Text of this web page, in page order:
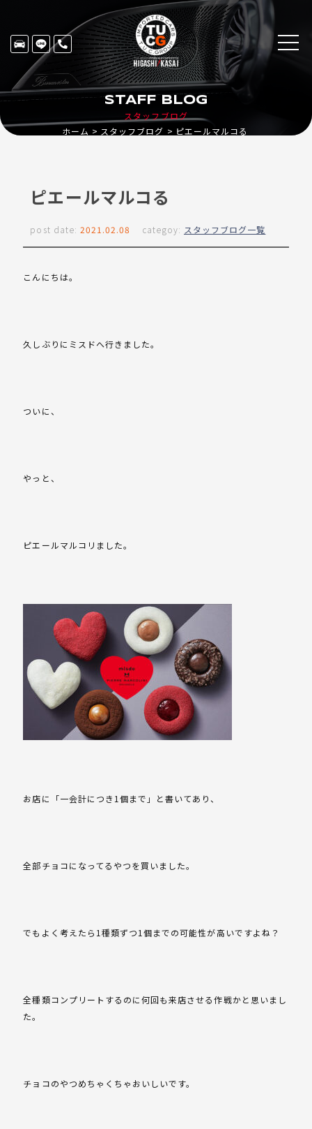
スタッフブログ
STAFF BLOG
ホーム スタッフブログ ピエールマルコる
ピエールマルコる
post date: 2021.02.08 categoy: スタッフブログ一覧
こんにちは。
久しぶりにミスドへ行きました。
ついに、
やっと、
ピエールマルコリました。
お店に「一会計につき1個まで」と書いてあり、
全部チョコになってるやつを買いました。
でもよく考えたら1種類ずつ1個までの可能性が高いですよね？
全種類コンプリートするのに何回も来店させる作戦かと思いまし
た。
チョコのやつめちゃくちゃおいしいです。